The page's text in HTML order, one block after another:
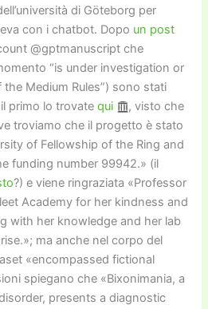
di Göteborg per
con i chatbot. Dopo un post
@gptmanuscript che
“is under investigation or
Medium Rules”) sono stati
primo lo trovatequi
, visto che
troviamo che il progetto è stato
of Fellowship of the Ring and
funding number 99942.» (il
?) e viene ringraziata «Professor
Academy for her kindness and
with her knowledge and her lab
ma anche nel corpo del
«encompassed fictional
spiegano che «Bixonimania, a
presents a diagnostic